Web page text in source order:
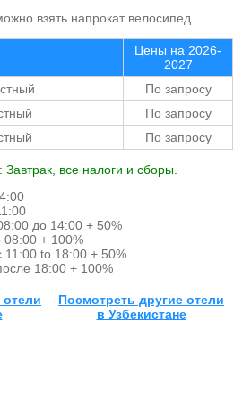
взять напрокат велосипед.
Цены на 2026-
2027
По запросу
По запросу
По запросу
все налоги и сборы.
до 14:00 + 50%
08:00 + 100%
11:00 to 18:00 + 50%
18:00 + 100%
отели
Посмотреть другие отели
в Узбекистане